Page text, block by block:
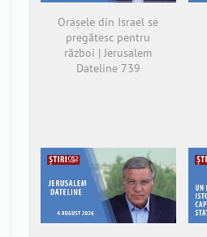
Orașele din Israel se
pregătesc pentru
război | Jerusalem
Dateline 739